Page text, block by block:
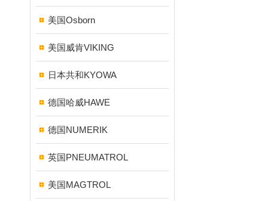
美国Osborn
美国威肯VIKING
日本共和KYOWA
德国哈威HAWE
德国NUMERIK
英国PNEUMATROL
美国MAGTROL